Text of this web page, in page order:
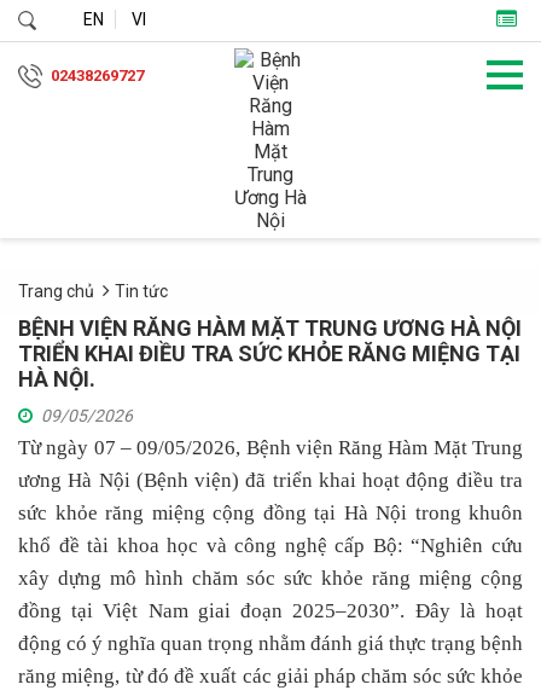
EN VI
02438269727
Trang chủ Tin tức
BỆNH VIỆN RĂNG HÀM MẶT TRUNG ƯƠNG HÀ NỘI
TRIỂN KHAI ĐIỀU TRA SỨC KHỎE RĂNG MIỆNG TẠI
HÀ NỘI.
09/05/2026
Từ ngày 07 – 09/05/2026, Bệnh viện Răng Hàm Mặt Trung
ương Hà Nội (Bệnh viện) đã triển khai hoạt động điều tra
sức khỏe răng miệng cộng đồng tại Hà Nội trong khuôn
khổ đề tài khoa học và công nghệ cấp Bộ: “Nghiên cứu
xây dựng mô hình chăm sóc sức khỏe răng miệng cộng
đồng tại Việt Nam giai đoạn 2025–2030”. Đây là hoạt
động có ý nghĩa quan trọng nhằm đánh giá thực trạng bệnh
răng miệng, từ đó đề xuất các giải pháp chăm sóc sức khỏe